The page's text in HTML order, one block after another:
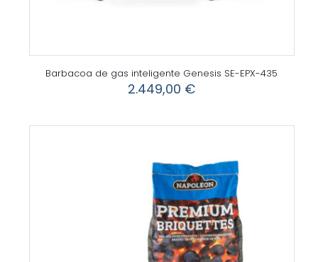
Barbacoa de gas inteligente Genesis SE-EPX-435
2.449,00 €